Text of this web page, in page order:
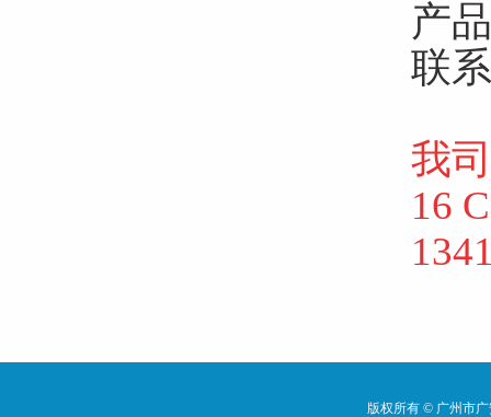
产
联
我
16
版权所有 © 广州市